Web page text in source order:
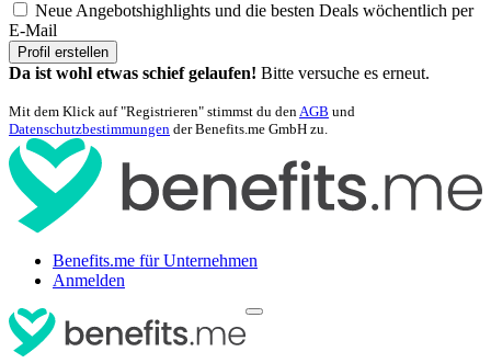
Neue Angebotshighlights und die besten Deals wöchentlich per
E-Mail
Profil erstellen
Da ist wohl etwas schief gelaufen! Bitte versuche es erneut.
Mit dem Klick auf "Registrieren" stimmst du denAGB und
Datenschutzbestimmungen der Benefits.me GmbH zu.
Benefits.me für Unternehmen
Anmelden